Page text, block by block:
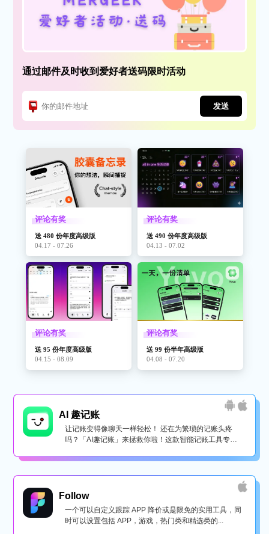
通过邮件及时收到爱好者送码限时活动
发送
评论有奖
送 480 份年度高级版
04.17 - 07.26
评论有奖
送 490 份年度高级版
04.13 - 07.02
评论有奖
送 95 份年度高级版
04.15 - 08.09
评论有奖
送 99 份半年高级版
04.08 - 07.20
AI 趣记账
让记账变得像聊天一样轻松！ 还在为繁琐的记账头疼
吗？「AI趣记账」来拯救你啦！这款智能记账工具专为
Follow
一个可以自定义跟踪 APP 降价或是限免的实用工具，同
时可以设置包括 APP，游戏，热门类和精选类的...